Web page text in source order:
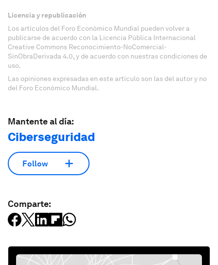
Licencia y republicación
Los artículos del Foro Económico Mundial pueden volver a
publicarse de acuerdo con la Licencia Pública Internacional
Creative Commons Reconocimiento-NoComercial-
SinObraDerivada 4.0, y de acuerdo con nuestras condiciones de
uso.
Las opiniones expresadas en este artículo son las del autor y no
del Foro Económico Mundial.
Mantente al día:
Ciberseguridad
Follow
Comparte: